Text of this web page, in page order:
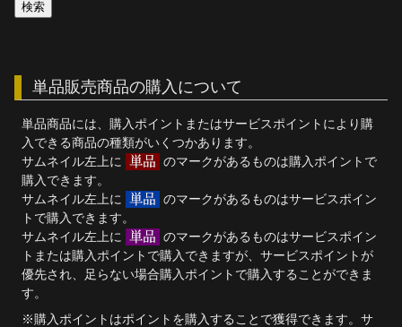
単品販売商品の購入について
単品商品には、購入ポイントまたはサービスポイントにより購
入できる商品の種類がいくつかあります。
サムネイル左上に
のマークがあるものは購入ポイントで
購入できます。
サムネイル左上に
のマークがあるものはサービスポイン
トで購入できます。
サムネイル左上に
のマークがあるものはサービスポイン
トまたは購入ポイントで購入できますが、サービスポイントが
優先され、足らない場合購入ポイントで購入することができま
す。
※購入ポイントはポイントを購入することで獲得できます。サ